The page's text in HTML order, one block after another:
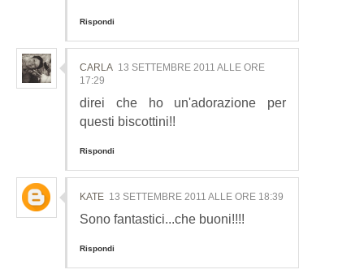
Rispondi
CARLA 13 SETTEMBRE 2011 ALLE ORE
17:29
direi che ho un'adorazione per
questi biscottini!!
Rispondi
KATE 13 SETTEMBRE 2011 ALLE ORE 18:39
Sono fantastici...che buoni!!!!
Rispondi